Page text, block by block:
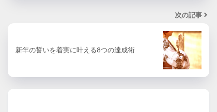
次の記事
新年の誓いを着実に叶える8つの達成術